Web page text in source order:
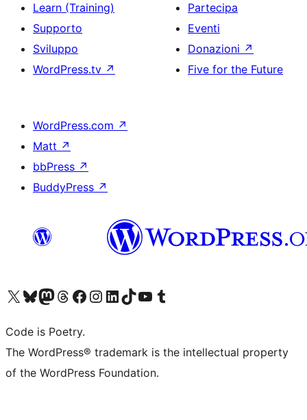
Learn (Training)
Supporto
Sviluppo
WordPress.tv ↗
Partecipa
Eventi
Donazioni ↗
Five for the Future
WordPress.com ↗
Matt ↗
bbPress ↗
BuddyPress ↗
Visita il nostro account X (ex Twitter)
Visita il nostro account Bluesky
Visita il nostro account Mastodon
Visita il nostro account Threads
Visita la nostra pagina Facebook
Visita il nostro account Instagram
Visita il nostro account LinkedIn
Visita il nostro account TikTok
Visita il nostro canale YouTube
Visita il nostro account Tumblr
Code is Poetry.
The WordPress® trademark is the intellectual property
of the WordPress Foundation.